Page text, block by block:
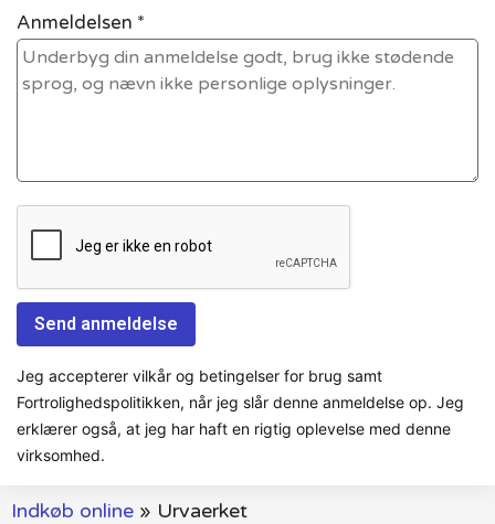
Anmeldelsen *
Jeg accepterer vilkår og betingelser for brug samt
Fortrolighedspolitikken, når jeg slår denne anmeldelse op. Jeg
erklærer også, at jeg har haft en rigtig oplevelse med denne
virksomhed.
Indkøb online » Urvaerket